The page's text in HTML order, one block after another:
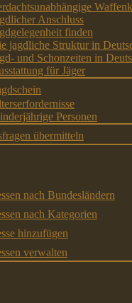
Anschluss
finden
jagdliche Struktur in
und Schonzeiten in
für Jäger
Personen
übermitteln
nach Bundesländern
nach Kategorien
hinzufügen
verwalten